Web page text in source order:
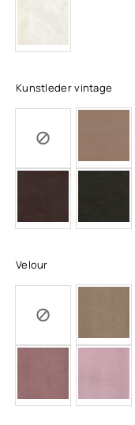
Kunstleder vintage
Velour